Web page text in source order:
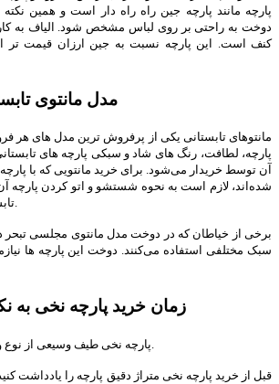
پارچه مانند پارچه جین راه راه دار است و همین
دوخت به راحتی بر روی لباس مشخص شود. الیاف به کار
کنف است. این پارچه نسبت به جین ارزان قیمت تر
مدل مانتوی
مانتوهای تابستانی یکی از پرفروش ترین مدل های هر
پارچه، لطافت، رنگ های شاد و سبکی پارچه های
آن توسط خریدار می‌شود. برای خرید مانتویی که با
شده‌اند، لازم است به نحوه شستشو و اتو کردن پارچه
تابستانی خود را طولانی کنید.
برخی از خیاطان که در دوخت مدل مانتوی مجلسی تبحر
سبک مختلفی استفاده می‌کنند. دوخت این پارچه ها
زمان خرید پارچه نخی به
پارچه‌ نخی طیف وسیعی از نوع و کیفیت را شامل می‌شود.
قبل از خرید پارچه نخی متراژ دقیق پارچه را یادداشت